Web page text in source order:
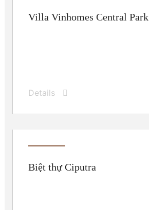
Villa Vinhomes Central Park
Details
Biệt thự Ciputra